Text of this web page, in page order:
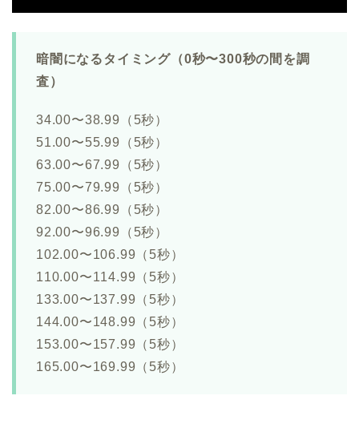
暗闇になるタイミング（0秒〜300秒の間を調
査）
34.00〜38.99（5秒）
51.00〜55.99（5秒）
63.00〜67.99（5秒）
75.00〜79.99（5秒）
82.00〜86.99（5秒）
92.00〜96.99（5秒）
102.00〜106.99（5秒）
110.00〜114.99（5秒）
133.00〜137.99（5秒）
144.00〜148.99（5秒）
153.00〜157.99（5秒）
165.00〜169.99（5秒）